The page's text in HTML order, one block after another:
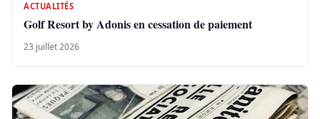
ACTUALITÉS
Golf Resort by Adonis en cessation de paiement
23 juillet 2026